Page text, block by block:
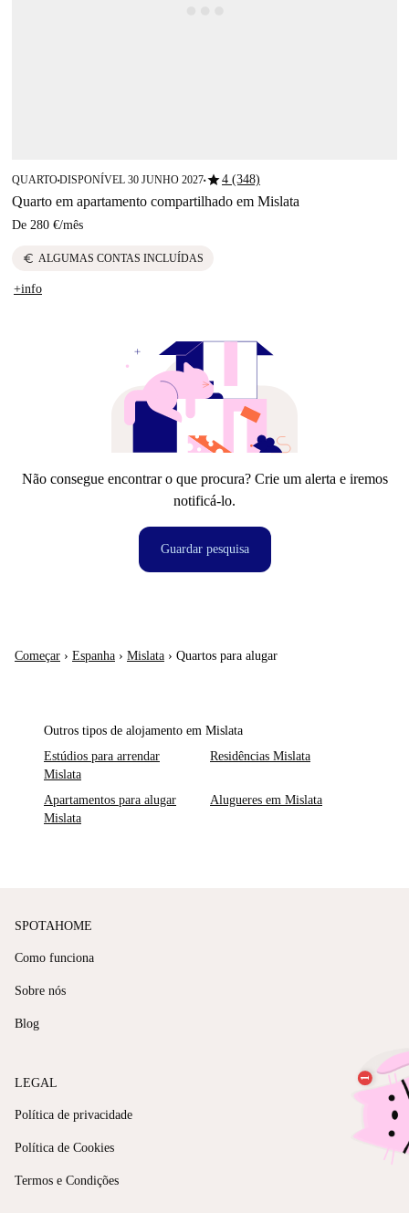
QUARTO■DISPONÍVEL 30 JUNHO 2027■star4 (348)
Quarto em apartamento compartilhado em Mislata
De 280 €/mês
euro ALGUMAS CONTAS INCLUÍDAS
+info
Não consegue encontrar o que procura? Crie um alerta e iremos
notificá-lo.
Guardar pesquisa
Começar › Espanha › Mislata › Quartos para alugar
Outros tipos de alojamento em Mislata
Estúdios para arrendar
Mislata
Residências Mislata
Apartamentos para alugar
Mislata
Alugueres em Mislata
SPOTAHOME
Como funciona
Sobre nós
Blog
LEGAL
Política de privacidade
Política de Cookies
Termos e Condições